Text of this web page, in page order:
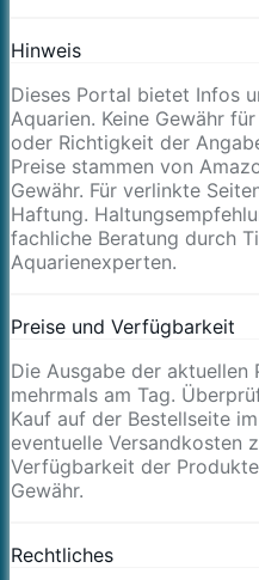
Hinweis
Dieses Portal bietet Infos
Aquarien. Keine Gewähr
oder Richtigkeit der
Preise stammen von
Gewähr. Für verlinkte
Haftung.
fachliche Beratung durch
Aquarienexperten.
Preise und Verfügbarkeit
Die Ausgabe der
mehrmals am Tag.
Kauf auf der Bestellseite
eventuelle Versandkosten
Verfügbarkeit der
Gewähr.
Rechtliches